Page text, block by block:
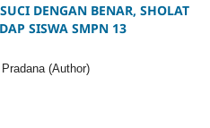
DENGAN BENAR, SHOLAT
SISWA SMPN 13
(Author)